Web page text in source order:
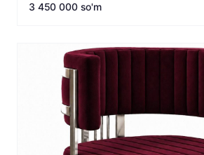
3 450 000 so'm